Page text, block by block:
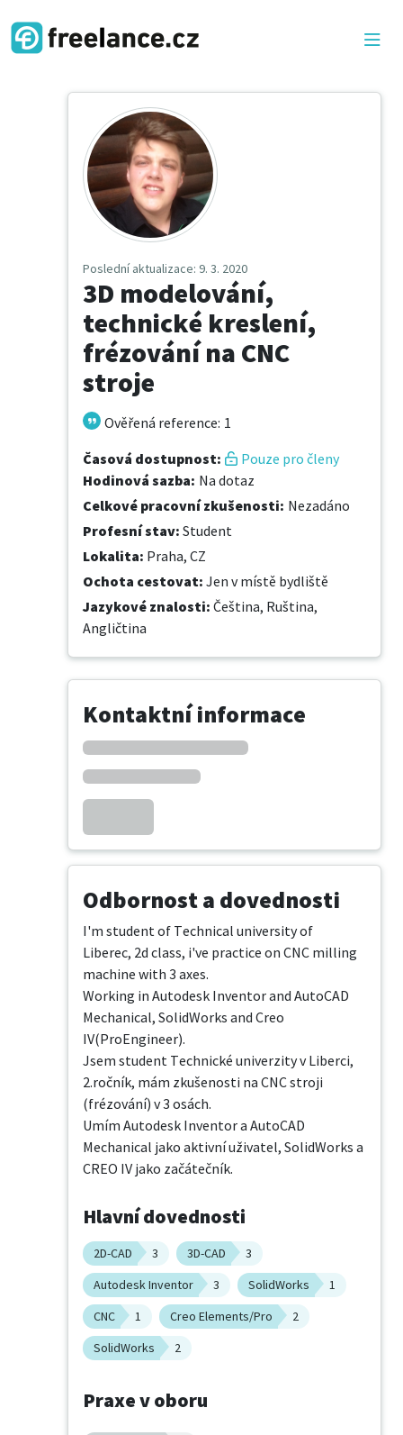
Poslední aktualizace: 9. 3. 2020
3D modelování,
technické kreslení,
frézování na CNC
stroje
Ověřená reference: 1
Časová dostupnost:
Pouze pro členy
Hodinová sazba: Na dotaz
Celkové pracovní zkušenosti: Nezadáno
Profesní stav: Student
Lokalita: Praha, CZ
Ochota cestovat: Jen v místě bydliště
Jazykové znalosti: Čeština, Ruština,
Angličtina
Kontaktní informace
Odbornost a dovednosti
I'm student of Technical university of
Liberec, 2d class, i've practice on CNC milling
machine with 3 axes.
Working in Autodesk Inventor and AutoCAD
Mechanical, SolidWorks and Creo
IV(ProEngineer).
Jsem student Technické univerzity v Liberci,
2.ročník, mám zkušenosti na CNC stroji
(frézování) v 3 osách.
Umím Autodesk Inventor a AutoCAD
Mechanical jako aktivní uživatel, SolidWorks a
CREO IV jako začátečník.
Hlavní dovednosti
2D-CAD 3 3D-CAD
3
Autodesk Inventor
3 SolidWorks
1
CNC
1 Creo Elements/Pro
2
SolidWorks
2
Praxe v oboru